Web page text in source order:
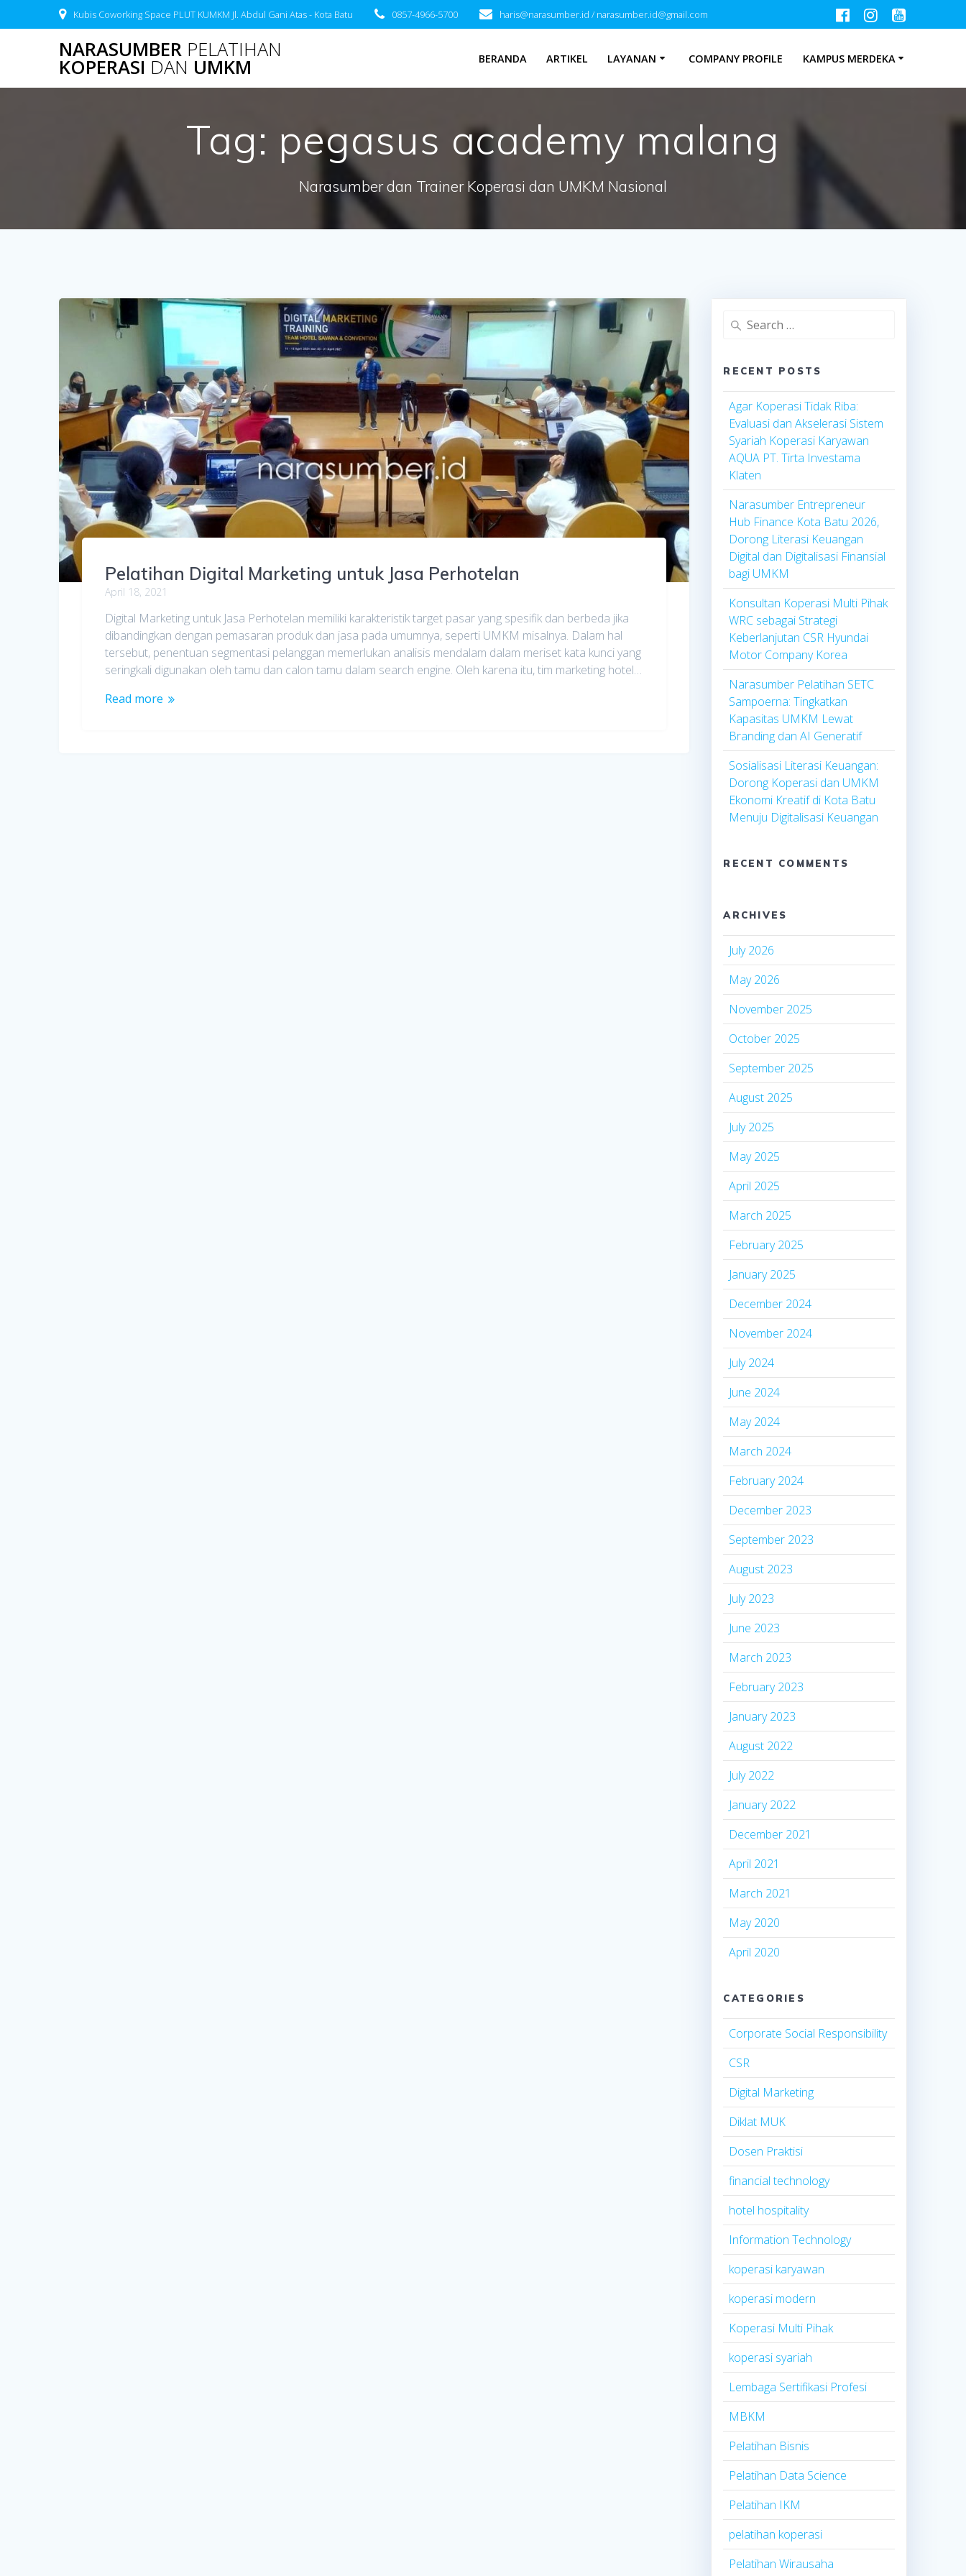
to
Kubis Coworking Space PLUT KUMKM Jl. Abdul Gani Atas - Kota Batu 0857-4966-5700 haris@narasumber.id / narasumber.id@gmail.com
NARASUMBER PELATIHAN
KOPERASI DAN UMKM BERANDA ARTIKEL LAYANAN COMPANY PROFILE KAMPUS MERDEKA
Tag: pegasus academy malang
Narasumber dan Trainer Koperasi dan UMKM Nasional
Pelatihan Digital Marketing untuk Jasa Perhotelan
April 18, 2021
Digital Marketing untuk Jasa Perhotelan memiliki karakteristik target pasar yang spesifik dan berbeda jika
dibandingkan dengan pemasaran produk dan jasa pada umumnya, seperti UMKM misalnya. Dalam hal
tersebut, penentuan segmentasi pelanggan memerlukan analisis mendalam dalam meriset kata kunci yang
seringkali digunakan oleh tamu dan calon tamu dalam search engine. Oleh karena itu, tim marketing hotel…
Read more
Search
RECENT POSTS
Agar Koperasi Tidak Riba:
Evaluasi dan Akselerasi Sistem
Syariah Koperasi Karyawan
AQUA PT. Tirta Investama
Klaten
Narasumber Entrepreneur
Hub Finance Kota Batu 2026,
Dorong Literasi Keuangan
Digital dan Digitalisasi Finansial
bagi UMKM
Konsultan Koperasi Multi Pihak
WRC sebagai Strategi
Keberlanjutan CSR Hyundai
Motor Company Korea
Narasumber Pelatihan SETC
Sampoerna: Tingkatkan
Kapasitas UMKM Lewat
Branding dan AI Generatif
Sosialisasi Literasi Keuangan:
Dorong Koperasi dan UMKM
Ekonomi Kreatif di Kota Batu
Menuju Digitalisasi Keuangan
RECENT COMMENTS
ARCHIVES
July 2026
May 2026
November 2025
October 2025
September 2025
August 2025
July 2025
May 2025
April 2025
March 2025
February 2025
January 2025
December 2024
November 2024
July 2024
June 2024
May 2024
March 2024
February 2024
December 2023
September 2023
August 2023
July 2023
June 2023
March 2023
February 2023
January 2023
August 2022
July 2022
January 2022
December 2021
April 2021
March 2021
May 2020
April 2020
CATEGORIES
Corporate Social Responsibility
CSR
Digital Marketing
Diklat MUK
Dosen Praktisi
financial technology
hotel hospitality
Information Technology
koperasi karyawan
koperasi modern
Koperasi Multi Pihak
koperasi syariah
Lembaga Sertifikasi Profesi
MBKM
Pelatihan Bisnis
Pelatihan Data Science
Pelatihan IKM
pelatihan koperasi
Pelatihan Wirausaha